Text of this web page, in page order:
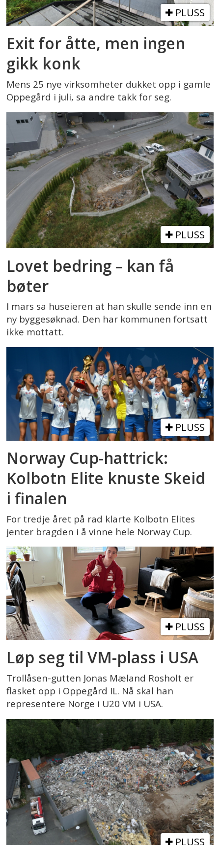
PLUSS
Exit for åtte, men ingen
gikk konk
Mens 25 nye virksomheter dukket opp i gamle
Oppegård i juli, sa andre takk for seg.
PLUSS
Lovet bedring – kan få
bøter
I mars sa huseieren at han skulle sende inn en
ny byggesøknad. Den har kommunen fortsatt
ikke mottatt.
PLUSS
Norway Cup-hattrick:
Kolbotn Elite knuste Skeid
i finalen
For tredje året på rad klarte Kolbotn Elites
jenter bragden i å vinne hele Norway Cup.
PLUSS
Løp seg til VM-plass i USA
Trollåsen-gutten Jonas Mæland Rosholt er
flasket opp i Oppegård IL. Nå skal han
representere Norge i U20 VM i USA.
PLUSS